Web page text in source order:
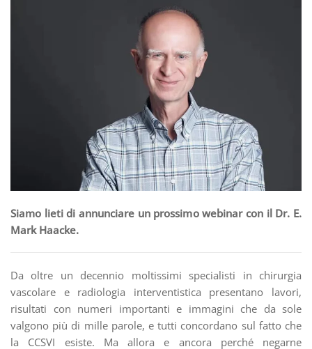
Siamo lieti di annunciare un prossimo webinar con il Dr. E.
Mark Haacke.
Da oltre un decennio moltissimi specialisti in chirurgia
vascolare e radiologia interventistica presentano lavori,
risultati con numeri importanti e immagini che da sole
valgono più di mille parole, e tutti concordano sul fatto che
la CCSVI esiste. Ma allora e ancora perché negarne